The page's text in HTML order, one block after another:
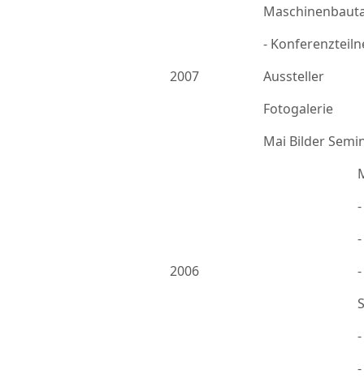
2007
-
Aussteller
Fotogalerie
Mai Bilder
2006